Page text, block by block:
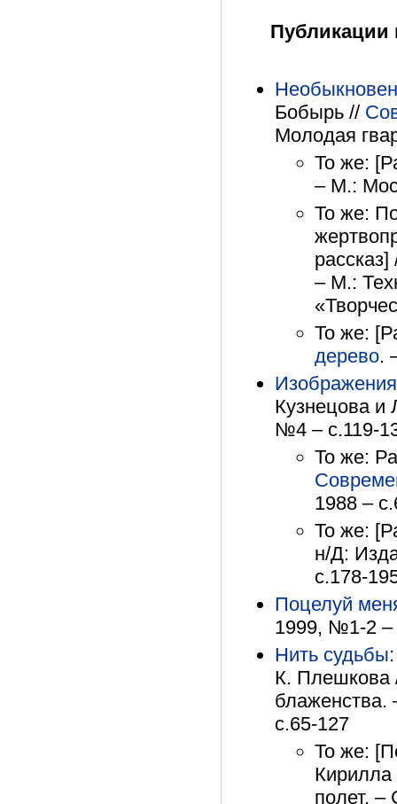
Публикации
Бобырь //
Молодая
То же:
– М.:
То же:
– М.:
То же:
дерево.
Кузнецова и
№4 – с.119-
То же:
1988 –
То же:
н/Д:
с.178-
Поцелуй
1999, №1-2 –
Нить судьбы
К.
блаженства.
с.65-127
То же:
полет. –